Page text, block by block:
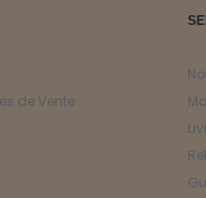
de Vente